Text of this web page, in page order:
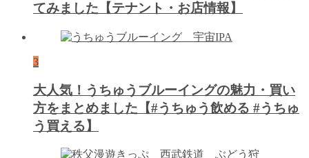
てみました【テナント・お店情報】
3
大人気！うちゅうブルーイングの魅力・買い
方をまとめました【#うちゅう飲める #うちゅ
う買える】